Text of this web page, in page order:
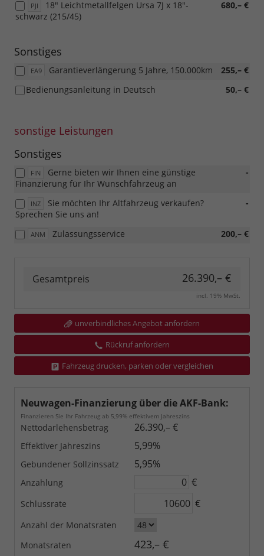
PJI 680,– €
18" Leichtmetallfelgen Ursa 7J x 18"-
schwarz (215/45)
Sonstiges
EA9 255,– €
Garantieverlängerung 5 Jahre, 150.000km
50,– €
Bedienungsanleitung in Deutsch
sonstige Leistungen
Sonstiges
FIN -
Gerne bieten wir Ihnen eine günstige
Finanzierung für Ihr Wunschfahrzeug an
INZ -
Sie möchten Ihr Altfahrzeug verkaufen?
Sprechen Sie uns an!
ANM 200,– €
Zulassungsservice
Gesamtpreis 26.390,– €
incl. 19% MwSt.
unverbindliches Angebot anfordern
Rückruf anfordern
Fahrzeug drucken, parken oder vergleichen
Neuwagen-Finanzierung über die AKF-Bank:
Finanzieren Sie Ihr Fahrzeug ab 5,99% effektivem Jahreszins
Nettodarlehensbetrag 26.390,– €
Effektiver Jahreszins 5,99%
Gebundener Sollzinssatz 5,95%
Anzahlung €
Schlussrate €
Anzahl der Monatsraten
Monatsraten
423,– €